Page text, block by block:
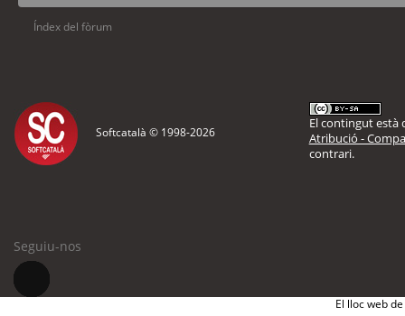
Índex del fòrum
Softcatalà © 1998-2026
El contingut està
Atribució -
contrari.
Seguiu-nos
El lloc web